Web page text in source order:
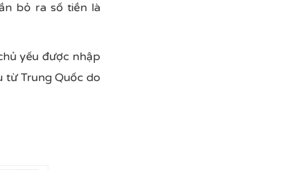
bỏ ra số tiền là
yếu được nhập
từ Trung Quốc do